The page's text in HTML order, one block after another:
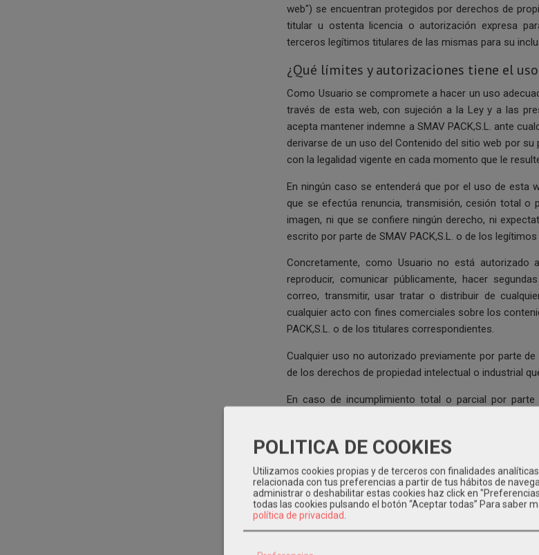
web") se encuentran protegidos por derechos de
titular u ostenta licencia o autorización expresa
terceros legítimos titulares de las mismas para su
¿Qué límites y autorizaciones tiene el
Como Usuario se compromete a hacer un uso
través de esta web, con sujeción a la Ley y a las
acepta mantener indemne a SMAV PACK,S.L. ante
derivarse de un uso del Contenido del sitio web por
con la legalidad vigente en cada momento que le
En ningún caso se entenderá que por el uso de esta
que se efectúa renuncia, transmisión, cesión total o
imagen, ni que se confiere ningún derecho, ni
escrito por parte de SMAV PACK,S.L. o de los
Concretamente, como Usuario no está autorizado
reproducir, comunicar públicamente, hacer
correo, transmitir, usar tratar o distribuir de
cualquier acto con fines comerciales sobre los
PACK,S.L. o de los titulares correspondientes.
Cualquier uso no autorizado previamente por parte
de los derechos de propiedad intelectual o industrial
En caso de incumplimiento total o parcial por
PACK,S.L. se reserva el derecho de denegarle el
SMAV PACK,S.L. le autoriza a visualizar, descargar e
●Debe hacerlo exclusivamente para su uso
comercial sin la previa autorización por
●No debe utilizar esta web para enviar
POLITICA DE COOKIES
Utilizamos cookies propias y de terceros con finalidades
relacionada con tus preferencias a partir de tus hábitos de
administrar o deshabilitar estas cookies haz click en
todas las cookies pulsando el botón “Aceptar todas” Para saber
política de privacidad